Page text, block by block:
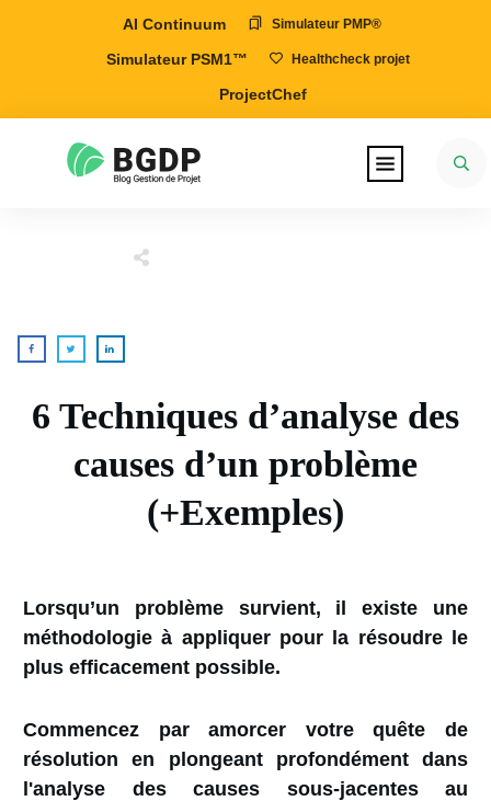
AI Continuum Simulateur PMP®
Simulateur PSM1™ Healthcheck projet
ProjectChef
6 Techniques d’analyse des
causes d’un problème
(+Exemples)
Lorsqu’un problème survient, il existe une
méthodologie à appliquer pour la résoudre le
plus efficacement possible.
Commencez par amorcer votre quête de
résolution en plongeant profondément dans
l'analyse des causes sous-jacentes au